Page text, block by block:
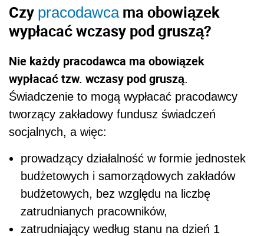
Czy pracodawcama obowiązek
wypłacać wczasy pod gruszą?
Nie każdy pracodawca ma obowiązek
wypłacać tzw. wczasy pod gruszą.
Świadczenie to mogą wypłacać pracodawcy
tworzący zakładowy fundusz świadczeń
socjalnych, a więc:
prowadzący działalność w formie jednostek
budżetowych i samorządowych zakładów
budżetowych, bez względu na liczbę
zatrudnianych pracowników,
zatrudniający według stanu na dzień 1